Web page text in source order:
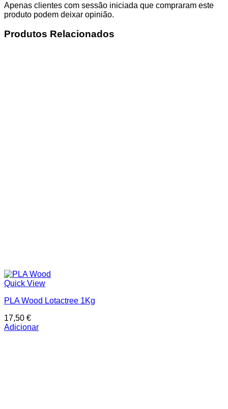
Apenas clientes com sessão iniciada que compraram este
produto podem deixar opinião.
Produtos Relacionados
Quick View
PLA Wood Lotactree 1Kg
17,50 €
Adicionar